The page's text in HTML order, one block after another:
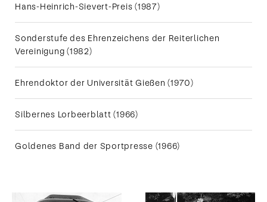
Hans-Heinrich-Sievert-Preis (1987)
Sonderstufe des Ehrenzeichens der Reiterlichen
Vereinigung (1982)
Ehrendoktor der Universität Gießen (1970)
Silbernes Lorbeerblatt (1966)
Goldenes Band der Sportpresse (1966)